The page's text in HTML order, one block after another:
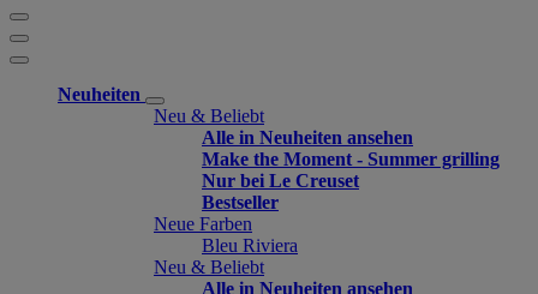
Neuheiten
Neu & Beliebt
Alle in Neuheiten ansehen
Make the Moment - Summer grilling
Nur bei Le Creuset
Bestseller
Neue Farben
Bleu Riviera
Neu & Beliebt
Alle in Neuheiten ansehen